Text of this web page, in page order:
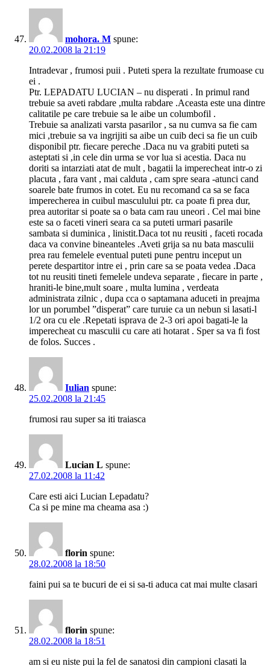
mohora. M spune:
20.02.2008 la 21:19
Intradevar , frumosi puii . Puteti spera la rezultate frumoase cu
ei .
Ptr. LEPADATU LUCIAN – nu disperati . In primul rand
trebuie sa aveti rabdare ,multa rabdare .Aceasta este una dintre
calitatile pe care trebuie sa le aibe un columbofil .
Trebuie sa analizati varsta pasarilor , sa nu cumva sa fie cam
mici ,trebuie sa va ingrijiti sa aibe un cuib deci sa fie un cuib
disponibil ptr. fiecare pereche .Daca nu va grabiti puteti sa
asteptati si ,in cele din urma se vor lua si acestia. Daca nu
doriti sa intarziati atat de mult , bagatii la imperecheat intr-o zi
placuta , fara vant , mai calduta , cam spre seara -atunci cand
soarele bate frumos in cotet. Eu nu recomand ca sa se faca
imperecherea in cuibul masculului ptr. ca poate fi prea dur,
prea autoritar si poate sa o bata cam rau uneori . Cel mai bine
este sa o faceti vineri seara ca sa puteti urmari pasarile
sambata si duminica , linistit.Daca tot nu reusiti , faceti rocada
daca va convine bineanteles .Aveti grija sa nu bata masculii
prea rau femelele eventual puteti pune pentru inceput un
perete despartitor intre ei , prin care sa se poata vedea .Daca
tot nu reusiti tineti femelele undeva separate , fiecare in parte ,
hraniti-le bine,mult soare , multa lumina , verdeata
administrata zilnic , dupa cca o saptamana aduceti in preajma
lor un porumbel ”disperat” care turuie ca un nebun si lasati-l
1/2 ora cu ele .Repetati isprava de 2-3 ori apoi bagati-le la
imperecheat cu masculii cu care ati hotarat . Sper sa va fi fost
de folos. Succes .
Iulian spune:
25.02.2008 la 21:45
frumosi rau super sa iti traiasca
Lucian L spune:
27.02.2008 la 11:42
Care esti aici Lucian Lepadatu?
Ca si pe mine ma cheama asa :)
florin spune:
28.02.2008 la 18:50
faini pui sa te bucuri de ei si sa-ti aduca cat mai multe clasari
florin spune:
28.02.2008 la 18:51
am si eu niste pui la fel de sanatosi din campioni clasati la